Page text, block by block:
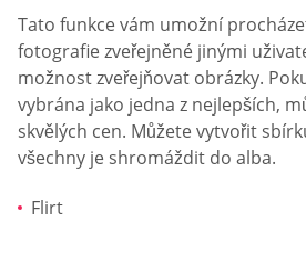
Tato funkce vám umožní
fotografie zveřejněné jinými
možnost zveřejňovat obrázky.
vybrána jako jedna z nejlepších,
skvělých cen. Můžete vytvořit
všechny je shromáždit do alba.
Flirt